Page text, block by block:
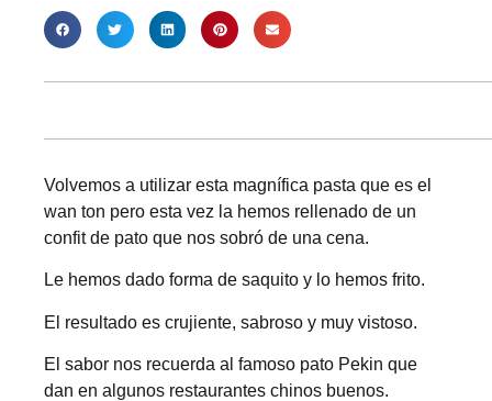
Volvemos a utilizar esta magnífica pasta que es el
wan ton pero esta vez la hemos rellenado de un
confit de pato que nos sobró de una cena.
Le hemos dado forma de saquito y lo hemos frito.
El resultado es crujiente, sabroso y muy vistoso.
El sabor nos recuerda al famoso pato Pekin que
dan en algunos restaurantes chinos buenos.